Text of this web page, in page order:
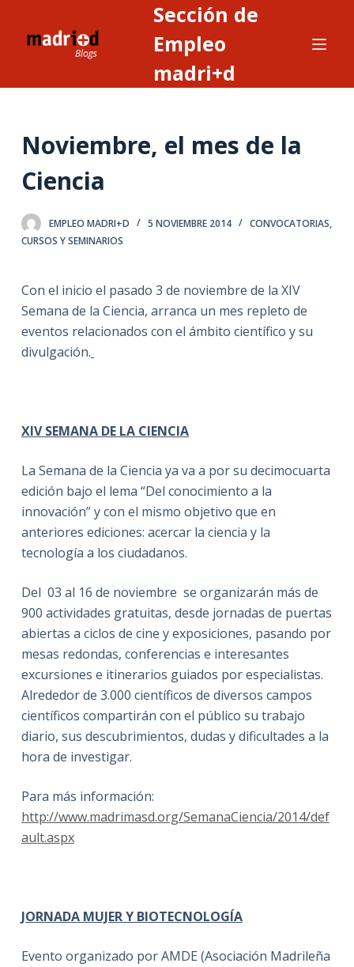
n
n
d
o
Sección de
Empleo
madri+d
Noviembre, el mes de la
Ciencia
EMPLEO MADRI+D 5 NOVIEMBRE 2014 CONVOCATORIAS,
CURSOS Y SEMINARIOS
Con el inicio el pasado 3 de noviembre de la XIV
Semana de la Ciencia, arranca un mes repleto de
eventos relacionados con el ámbito científico y su
divulgación.
XIV SEMANA DE LA CIENCIA
La Semana de la Ciencia ya va a por su decimocuarta
edición bajo el lema “Del conocimiento a la
innovación” y con el mismo objetivo que en
anteriores ediciones: acercar la ciencia y la
tecnología a los ciudadanos.
Del 03 al 16 de noviembre se organizarán más de
900 actividades gratuitas, desde jornadas de puertas
abiertas a ciclos de cine y exposiciones, pasando por
mesas redondas, conferencias e interesantes
excursiones e itinerarios guiados por especialistas.
Alrededor de 3.000 científicos de diversos campos
científicos compartirán con el público su trabajo
diario, sus descubrimientos, dudas y dificultades a la
hora de investigar.
Para más información:
http://www.madrimasd.org/SemanaCiencia/2014/def
ault.aspx
JORNADA MUJER Y BIOTECNOLOGÍA
Evento organizado por AMDE (Asociación Madrileña